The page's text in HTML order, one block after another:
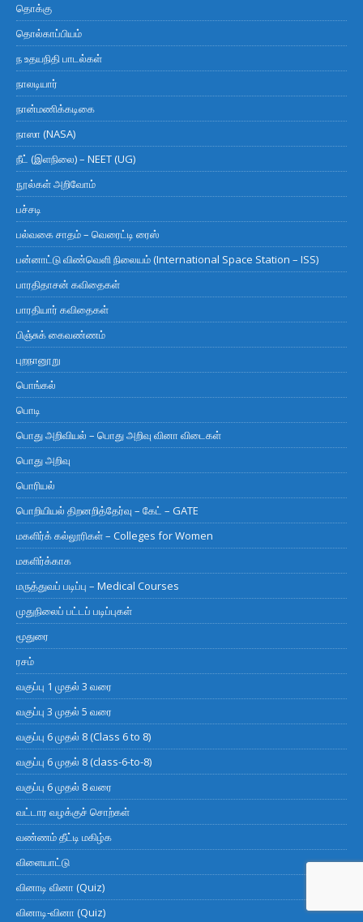
தொக்கு
தொல்காப்பியம்
ந உதயநிதி பாடல்கள்
நாலடியார்
நான்மணிக்கடிகை
நாஸா (NASA)
நீட் (இளநிலை) – NEET (UG)
நூல்கள் அறிவோம்
பச்சடி
பல்வகை சாதம் – வெரைட்டி ரைஸ்
பன்னாட்டு விண்வெளி நிலையம் (International Space Station – ISS)
பாரதிதாசன் கவிதைகள்
பாரதியார் கவிதைகள்
பிஞ்சுக் கைவண்ணம்
புறநானூறு
பொங்கல்
பொடி
பொது அறிவியல் – பொது அறிவு வினா விடைகள்
பொது அறிவு
பொரியல்
பொறியியல் திறனறித்தேர்வு – கேட் – GATE
மகளிர்க் கல்லூரிகள் – Colleges for Women
மகளிர்க்காக
மருத்துவப் படிப்பு – Medical Courses
முதுநிலைப் பட்டப் படிப்புகள்
மூதுரை
ரசம்
வகுப்பு 1 முதல் 3 வரை
வகுப்பு 3 முதல் 5 வரை
வகுப்பு 6 முதல் 8 (Class 6 to 8)
வகுப்பு 6 முதல் 8 (class-6-to-8)
வகுப்பு 6 முதல் 8 வரை
வட்டார வழக்குச் சொற்கள்
வண்ணம் தீட்டி மகிழ்க
விளையாட்டு
வினாடி வினா (Quiz)
வினாடி-வினா (Quiz)